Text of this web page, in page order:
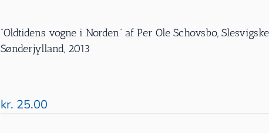
”Oldtidens vogne i Norden” af Per Ole Schovsbo,
Sønderjylland, 2013
kr. 25.00